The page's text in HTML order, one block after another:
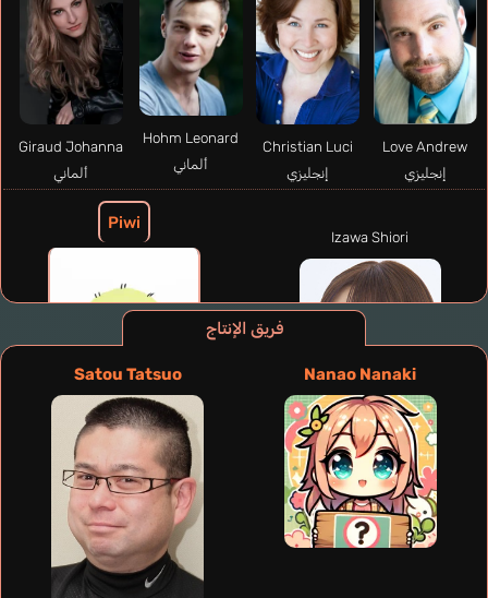
فريق الإنتاج
Nanao Nanaki
Satou Tatsuo
Love Andrew
إنجليزي
Christian Luci
إنجليزي
Hohm Leonard
ألماني
Giraud Johanna
ألماني
Piwi
Izawa Shiori